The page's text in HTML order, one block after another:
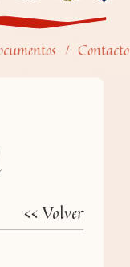
/ Contacto
<< Volver